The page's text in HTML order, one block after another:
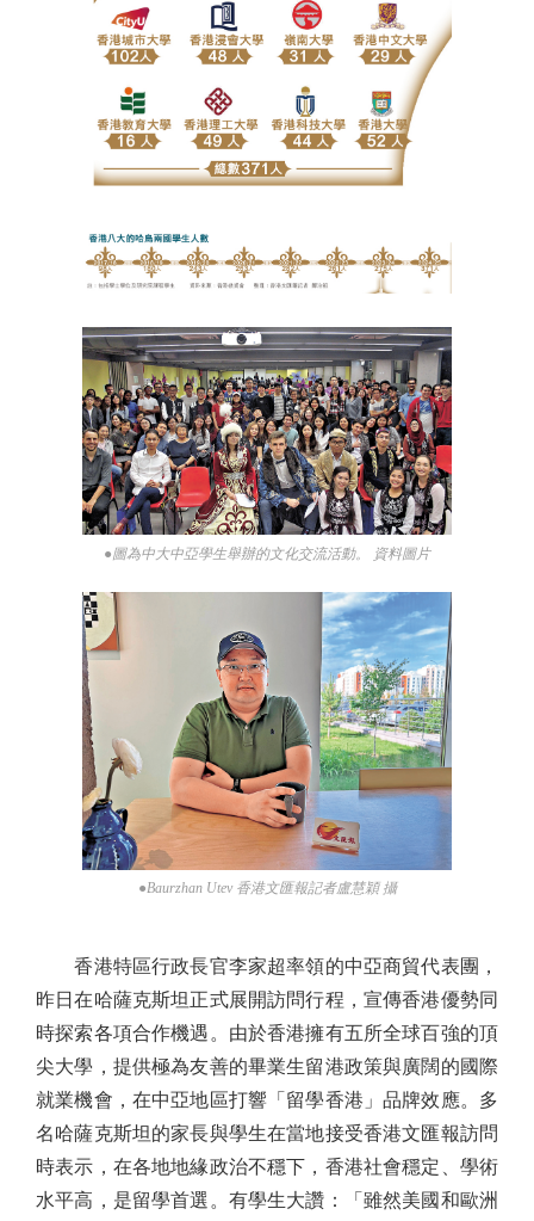
●圖為中大中亞學生舉辦的文化交流活動。 資料圖片
●Baurzhan Utev 香港文匯報記者盧慧穎 攝
香港特區行政長官李家超率領的中亞商貿代表團，
昨日在哈薩克斯坦正式展開訪問行程，宣傳香港優勢同
時探索各項合作機遇。由於香港擁有五所全球百強的頂
尖大學，提供極為友善的畢業生留港政策與廣闊的國際
就業機會，在中亞地區打響「留學香港」品牌效應。多
名哈薩克斯坦的家長與學生在當地接受香港文匯報訪問
時表示，在各地地緣政治不穩下，香港社會穩定、學術
水平高，是留學首選。有學生大讚：「雖然美國和歐洲